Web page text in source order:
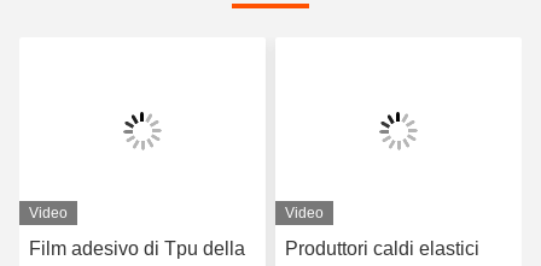
Video
Film adesivo di Tpu della
Video
Produttori caldi elastici